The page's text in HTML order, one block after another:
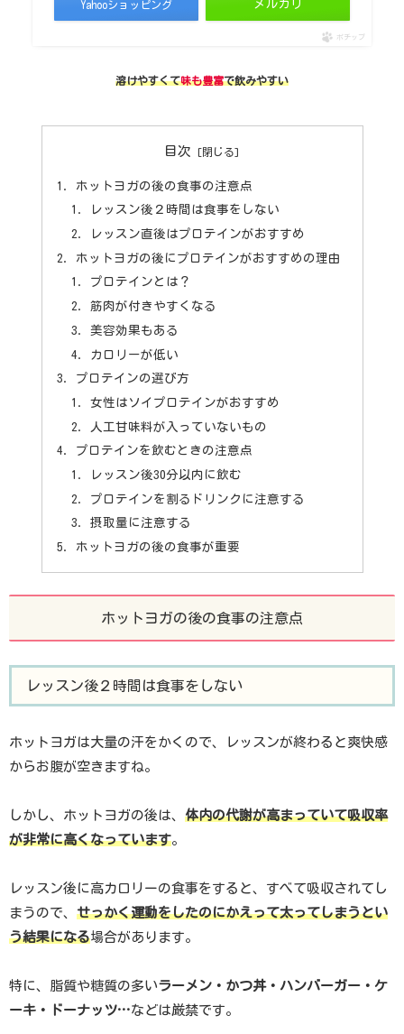
Yahooショッピング メルカリ
ポチップ
溶けやすくて味も豊富で飲みやすい
目次
ホットヨガの後の食事の注意点
レッスン後２時間は食事をしない
レッスン直後はプロテインがおすすめ
ホットヨガの後にプロテインがおすすめの理由
プロテインとは？
筋肉が付きやすくなる
美容効果もある
カロリーが低い
プロテインの選び方
女性はソイプロテインがおすすめ
人工甘味料が入っていないもの
プロテインを飲むときの注意点
レッスン後30分以内に飲む
プロテインを割るドリンクに注意する
摂取量に注意する
ホットヨガの後の食事が重要
ホットヨガの後の食事の注意点
レッスン後２時間は食事をしない
ホットヨガは大量の汗をかくので、レッスンが終わると爽快感
からお腹が空きますね。
しかし、ホットヨガの後は、 体内の代謝が高まっていて吸収率
が非常に高くなっています。
レッスン後に高カロリーの食事をすると、すべて吸収されてし
まうので、 せっかく運動をしたのにかえって太ってしまうとい
う結果になる場合があります。
特に、脂質や糖質の多いラーメン・かつ丼・ハンバーガー・ケ
ーキ・ドーナッツ…などは厳禁です。